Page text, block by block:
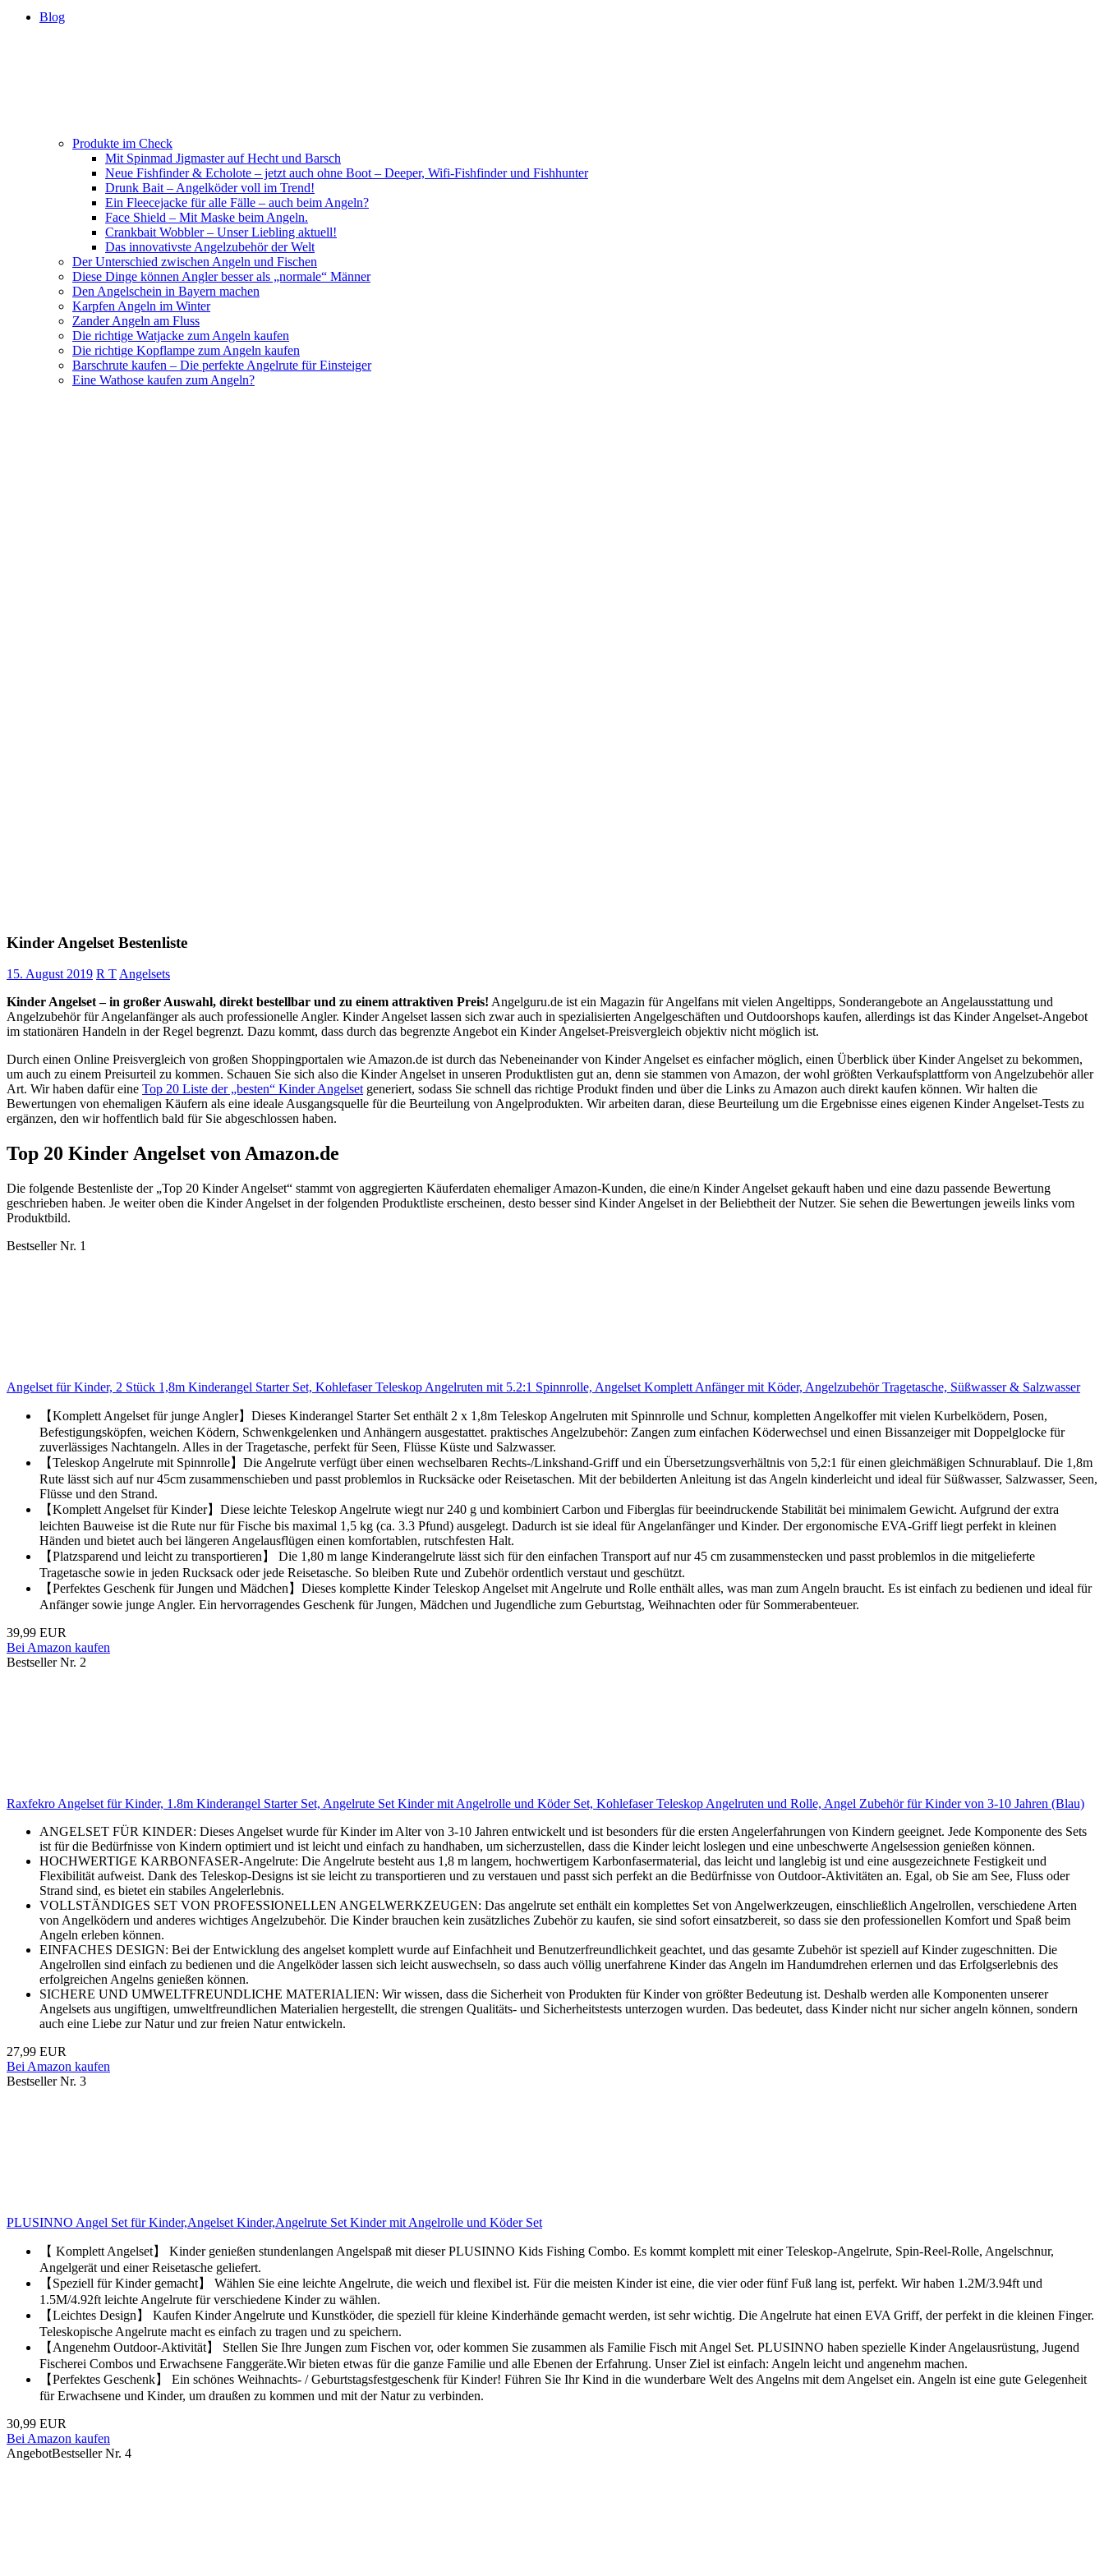
Blog
Produkte im Check
Mit Spinmad Jigmaster auf Hecht und Barsch
Neue Fishfinder & Echolote – jetzt auch ohne Boot – Deeper, Wifi-Fishfinder und Fishhunter
Drunk Bait – Angelköder voll im Trend!
Ein Fleecejacke für alle Fälle – auch beim Angeln?
Face Shield – Mit Maske beim Angeln.
Crankbait Wobbler – Unser Liebling aktuell!
Das innovativste Angelzubehör der Welt
Der Unterschied zwischen Angeln und Fischen
Diese Dinge können Angler besser als „normale“ Männer
Den Angelschein in Bayern machen
Karpfen Angeln im Winter
Zander Angeln am Fluss
Die richtige Watjacke zum Angeln kaufen
Die richtige Kopflampe zum Angeln kaufen
Barschrute kaufen – Die perfekte Angelrute für Einsteiger
Eine Wathose kaufen zum Angeln?
Kinder Angelset Bestenliste
15. August 2019 R TAngelsets
Kinder Angelset – in großer Auswahl, direkt bestellbar und zu einem attraktiven Preis! Angelguru.de ist ein Magazin für Angelfans mit vielen Angeltipps, Sonderangebote an Angelausstattung und
Angelzubehör für Angelanfänger als auch professionelle Angler. Kinder Angelset lassen sich zwar auch in spezialisierten Angelgeschäften und Outdoorshops kaufen, allerdings ist das Kinder Angelset-Angebot
im stationären Handeln in der Regel begrenzt. Dazu kommt, dass durch das begrenzte Angebot ein Kinder Angelset-Preisvergleich objektiv nicht möglich ist.
Durch einen Online Preisvergleich von großen Shoppingportalen wie Amazon.de ist durch das Nebeneinander von Kinder Angelset es einfacher möglich, einen Überblick über Kinder Angelset zu bekommen,
um auch zu einem Preisurteil zu kommen. Schauen Sie sich also die Kinder Angelset in unseren Produktlisten gut an, denn sie stammen von Amazon, der wohl größten Verkaufsplattform von Angelzubehör aller
Art. Wir haben dafür eine Top 20 Liste der „besten“ Kinder Angelsetgeneriert, sodass Sie schnell das richtige Produkt finden und über die Links zu Amazon auch direkt kaufen können. Wir halten die
Bewertungen von ehemaligen Käufern als eine ideale Ausgangsquelle für die Beurteilung von Angelprodukten. Wir arbeiten daran, diese Beurteilung um die Ergebnisse eines eigenen Kinder Angelset-Tests zu
ergänzen, den wir hoffentlich bald für Sie abgeschlossen haben.
Top 20 Kinder Angelset von Amazon.de
Die folgende Bestenliste der „Top 20 Kinder Angelset“ stammt von aggregierten Käuferdaten ehemaliger Amazon-Kunden, die eine/n Kinder Angelset gekauft haben und eine dazu passende Bewertung
geschrieben haben. Je weiter oben die Kinder Angelset in der folgenden Produktliste erscheinen, desto besser sind Kinder Angelset in der Beliebtheit der Nutzer. Sie sehen die Bewertungen jeweils links vom
Produktbild.
Bestseller Nr. 1
Angelset für Kinder, 2 Stück 1,8m Kinderangel Starter Set, Kohlefaser Teleskop Angelruten mit 5.2:1 Spinnrolle, Angelset Komplett Anfänger mit Köder, Angelzubehör Tragetasche, Süßwasser & Salzwasser
【Komplett Angelset für junge Angler】Dieses Kinderangel Starter Set enthält 2 x 1,8m Teleskop Angelruten mit Spinnrolle und Schnur, kompletten Angelkoffer mit vielen Kurbelködern, Posen,
Befestigungsköpfen, weichen Ködern, Schwenkgelenken und Anhängern ausgestattet. praktisches Angelzubehör: Zangen zum einfachen Köderwechsel und einen Bissanzeiger mit Doppelglocke für
zuverlässiges Nachtangeln. Alles in der Tragetasche, perfekt für Seen, Flüsse Küste und Salzwasser.
【Teleskop Angelrute mit Spinnrolle】Die Angelrute verfügt über einen wechselbaren Rechts-/Linkshand-Griff und ein Übersetzungsverhältnis von 5,2:1 für einen gleichmäßigen Schnurablauf. Die 1,8m
Rute lässt sich auf nur 45cm zusammenschieben und passt problemlos in Rucksäcke oder Reisetaschen. Mit der bebilderten Anleitung ist das Angeln kinderleicht und ideal für Süßwasser, Salzwasser, Seen,
Flüsse und den Strand.
【Komplett Angelset für Kinder】Diese leichte Teleskop Angelrute wiegt nur 240 g und kombiniert Carbon und Fiberglas für beeindruckende Stabilität bei minimalem Gewicht. Aufgrund der extra
leichten Bauweise ist die Rute nur für Fische bis maximal 1,5 kg (ca. 3.3 Pfund) ausgelegt. Dadurch ist sie ideal für Angelanfänger und Kinder. Der ergonomische EVA-Griff liegt perfekt in kleinen
Händen und bietet auch bei längeren Angelausflügen einen komfortablen, rutschfesten Halt.
【Platzsparend und leicht zu transportieren】 Die 1,80 m lange Kinderangelrute lässt sich für den einfachen Transport auf nur 45 cm zusammenstecken und passt problemlos in die mitgelieferte
Tragetasche sowie in jeden Rucksack oder jede Reisetasche. So bleiben Rute und Zubehör ordentlich verstaut und geschützt.
【Perfektes Geschenk für Jungen und Mädchen】Dieses komplette Kinder Teleskop Angelset mit Angelrute und Rolle enthält alles, was man zum Angeln braucht. Es ist einfach zu bedienen und ideal für
Anfänger sowie junge Angler. Ein hervorragendes Geschenk für Jungen, Mädchen und Jugendliche zum Geburtstag, Weihnachten oder für Sommerabenteuer.
39,99 EUR
Bei Amazon kaufen
Bestseller Nr. 2
Raxfekro Angelset für Kinder, 1.8m Kinderangel Starter Set, Angelrute Set Kinder mit Angelrolle und Köder Set, Kohlefaser Teleskop Angelruten und Rolle, Angel Zubehör für Kinder von 3-10 Jahren (Blau)
ANGELSET FÜR KINDER: Dieses Angelset wurde für Kinder im Alter von 3-10 Jahren entwickelt und ist besonders für die ersten Angelerfahrungen von Kindern geeignet. Jede Komponente des Sets
ist für die Bedürfnisse von Kindern optimiert und ist leicht und einfach zu handhaben, um sicherzustellen, dass die Kinder leicht loslegen und eine unbeschwerte Angelsession genießen können.
HOCHWERTIGE KARBONFASER-Angelrute: Die Angelrute besteht aus 1,8 m langem, hochwertigem Karbonfasermaterial, das leicht und langlebig ist und eine ausgezeichnete Festigkeit und
Flexibilität aufweist. Dank des Teleskop-Designs ist sie leicht zu transportieren und zu verstauen und passt sich perfekt an die Bedürfnisse von Outdoor-Aktivitäten an. Egal, ob Sie am See, Fluss oder
Strand sind, es bietet ein stabiles Angelerlebnis.
VOLLSTÄNDIGES SET VON PROFESSIONELLEN ANGELWERKZEUGEN: Das angelrute set enthält ein komplettes Set von Angelwerkzeugen, einschließlich Angelrollen, verschiedene Arten
von Angelködern und anderes wichtiges Angelzubehör. Die Kinder brauchen kein zusätzliches Zubehör zu kaufen, sie sind sofort einsatzbereit, so dass sie den professionellen Komfort und Spaß beim
Angeln erleben können.
EINFACHES DESIGN: Bei der Entwicklung des angelset komplett wurde auf Einfachheit und Benutzerfreundlichkeit geachtet, und das gesamte Zubehör ist speziell auf Kinder zugeschnitten. Die
Angelrollen sind einfach zu bedienen und die Angelköder lassen sich leicht auswechseln, so dass auch völlig unerfahrene Kinder das Angeln im Handumdrehen erlernen und das Erfolgserlebnis des
erfolgreichen Angelns genießen können.
SICHERE UND UMWELTFREUNDLICHE MATERIALIEN: Wir wissen, dass die Sicherheit von Produkten für Kinder von größter Bedeutung ist. Deshalb werden alle Komponenten unserer
Angelsets aus ungiftigen, umweltfreundlichen Materialien hergestellt, die strengen Qualitäts- und Sicherheitstests unterzogen wurden. Das bedeutet, dass Kinder nicht nur sicher angeln können, sondern
auch eine Liebe zur Natur und zur freien Natur entwickeln.
27,99 EUR
Bei Amazon kaufen
Bestseller Nr. 3
PLUSINNO Angel Set für Kinder,Angelset Kinder,Angelrute Set Kinder mit Angelrolle und Köder Set
【 Komplett Angelset】 Kinder genießen stundenlangen Angelspaß mit dieser PLUSINNO Kids Fishing Combo. Es kommt komplett mit einer Teleskop-Angelrute, Spin-Reel-Rolle, Angelschnur,
Angelgerät und einer Reisetasche geliefert.
【Speziell für Kinder gemacht】 Wählen Sie eine leichte Angelrute, die weich und flexibel ist. Für die meisten Kinder ist eine, die vier oder fünf Fuß lang ist, perfekt. Wir haben 1.2M/3.94ft und
1.5M/4.92ft leichte Angelrute für verschiedene Kinder zu wählen.
【Leichtes Design】 Kaufen Kinder Angelrute und Kunstköder, die speziell für kleine Kinderhände gemacht werden, ist sehr wichtig. Die Angelrute hat einen EVA Griff, der perfekt in die kleinen Finger.
Teleskopische Angelrute macht es einfach zu tragen und zu speichern.
【Angenehm Outdoor-Aktivität】 Stellen Sie Ihre Jungen zum Fischen vor, oder kommen Sie zusammen als Familie Fisch mit Angel Set. PLUSINNO haben spezielle Kinder Angelausrüstung, Jugend
Fischerei Combos und Erwachsene Fanggeräte.Wir bieten etwas für die ganze Familie und alle Ebenen der Erfahrung. Unser Ziel ist einfach: Angeln leicht und angenehm machen.
【Perfektes Geschenk】 Ein schönes Weihnachts- / Geburtstagsfestgeschenk für Kinder! Führen Sie Ihr Kind in die wunderbare Welt des Angelns mit dem Angelset ein. Angeln ist eine gute Gelegenheit
für Erwachsene und Kinder, um draußen zu kommen und mit der Natur zu verbinden.
30,99 EUR
Bei Amazon kaufen
AngebotBestseller Nr. 4